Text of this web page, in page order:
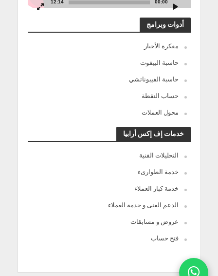
00:00
12:14
أدوات وبرامج
مفكرة الأخبار
حاسبة البيفوت
حاسبة الفيبوناتشي
حساب النقطة
محول العملات
خدمات إف إكس أرابيا
التحليلات الفنية
خدمة الطوارىء
خدمة كبار العملاء
الدعم الفنى و خدمة العملاء
عروض و مسابقات
فتح حساب